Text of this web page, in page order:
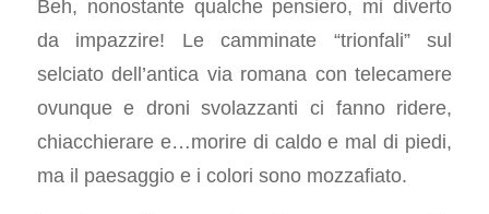
Beh, nonostante qualche pensiero, mi diverto
da impazzire! Le camminate “trionfali” sul
selciato dell’antica via romana con telecamere
ovunque e droni svolazzanti ci fanno ridere,
chiacchierare e…morire di caldo e mal di piedi,
ma il paesaggio e i colori sono mozzafiato.